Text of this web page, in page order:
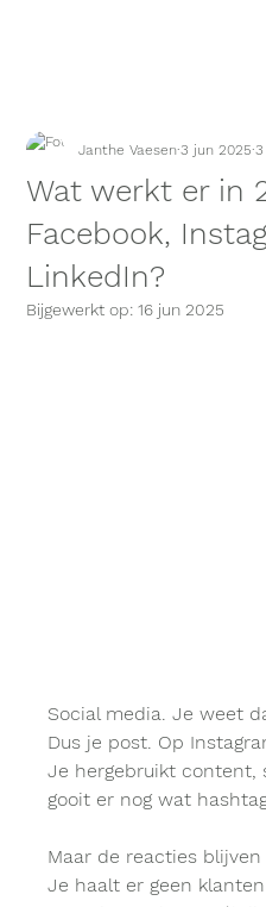
Wat werkt er in
Facebook,
LinkedIn?
Janthe Vaesen 3 jun 2025
Bijgewerkt op:16 jun 2025
Social media. Je weet
Dus je post. Op
Je hergebruikt
gooit er nog wat
Maar de reacties
Je haalt er geen